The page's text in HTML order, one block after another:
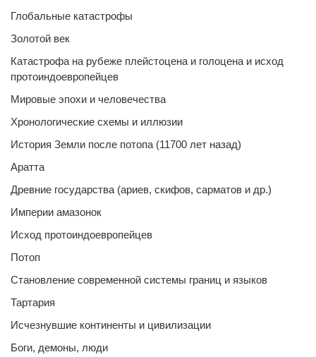
Глобальные катастрофы
Золотой век
Катастрофа на рубеже плейстоцена и голоцена и исход
протоиндоевропейцев
Мировые эпохи и человечества
Хронологические схемы и иллюзии
История Земли после потопа (11700 лет назад)
Аратта
Древние государства (ариев, скифов, сарматов и др.)
Империи амазонок
Исход протоиндоевропейцев
Потоп
Становление современной системы границ и языков
Тартария
Исчезнувшие континенты и цивилизации
Боги, демоны, люди